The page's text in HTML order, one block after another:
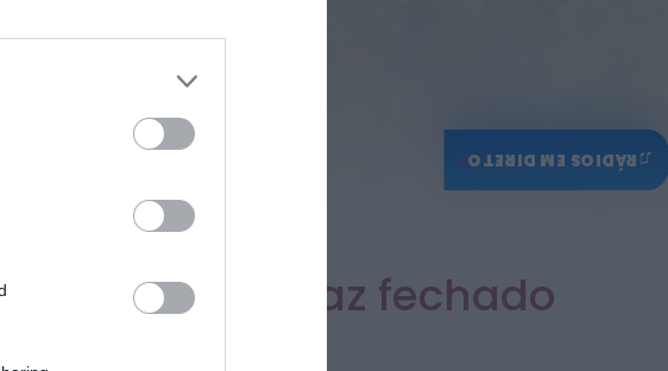
Universidade Politécnica
traçam estratégia...
já tem cartaz fechado
♫
RÁDIOS EM DIRETO